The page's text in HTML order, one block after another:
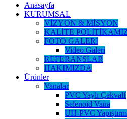
Anasayfa
KURUMSAL
VİZYON & MİSYON
KALİTE
FOTO GALERİ
Video Galeri
REFERANSLAR
HAKIMIZDA
Ürünler
Vanalar
PVC Yaylı Çekvalf
Selenoid Vana
UH-PVC